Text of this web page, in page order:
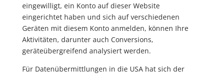
eingewilligt, ein Konto auf dieser Website
eingerichtet haben und sich auf verschiedenen
Geräten mit diesem Konto anmelden, können Ihre
Aktivitäten, darunter auch Conversions,
geräteübergreifend analysiert werden.
Für Datenübermittlungen in die USA hat sich der